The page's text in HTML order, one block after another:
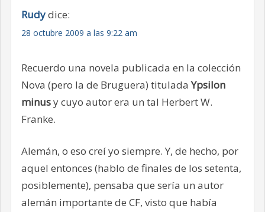
Rudydice:
28 octubre 2009 a las 9:22 am
Recuerdo una novela publicada en la colección
Nova (pero la de Bruguera) tituladaYpsilon
minusy cuyo autor era un tal Herbert W.
Franke.
Alemán, o eso creí yo siempre. Y, de hecho, por
aquel entonces (hablo de finales de los setenta,
posiblemente), pensaba que sería un autor
alemán importante de CF, visto que había